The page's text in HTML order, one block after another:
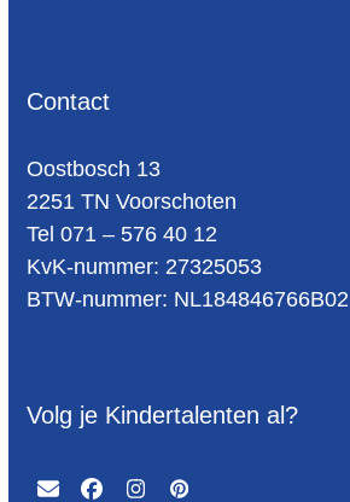
Contact
Oost­bosch 13
2251 TN Voorschoten
Tel 071 – 576 40 12
KvK-nummer: 27325053
BTW-num­mer: NL184846766B02
Volg je Kindertalenten al?